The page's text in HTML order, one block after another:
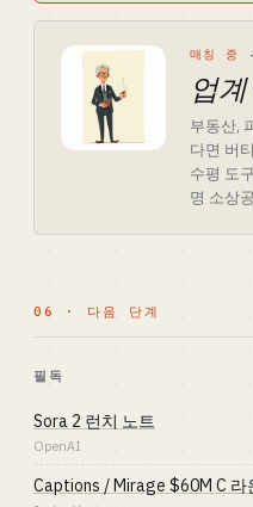
매칭 중
업
부동산,
다면 버
수평 도
명 소상
06 · 다음 단계
필독
Sora 2 런치 노트
OpenAI
Captions / Mirage $60M C 라